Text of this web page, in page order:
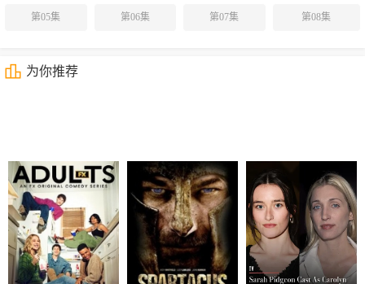
第05集 第06集 第07集 第08集
为你推荐